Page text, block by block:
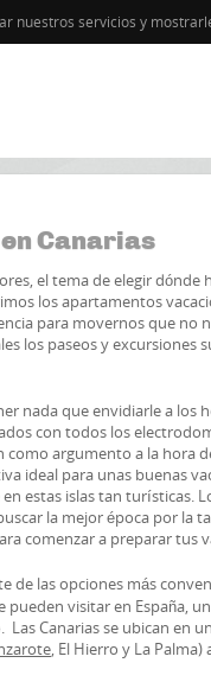
nuestros servicios y
Canarias
el tema de elegir
los apartamentos
para movernos que no
los paseos y
nada que envidiarle a los
con todos los
argumento a la hora
ideal para unas buenas
estas islas tan turísticas.
la mejor época por la
comenzar a preparar tus
las opciones más
visitar en España,
Canarias se ubican en
, El Hierro y La